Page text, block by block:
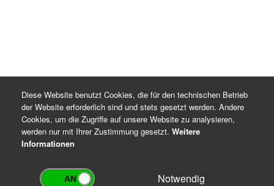
Diese Website benutzt Cookies, die für den technischen Betrieb
der Website erforderlich sind und stets gesetzt werden. Andere
Cookies, um die Zugriffe auf unsere Website zu analysieren,
werden nur mit Ihrer Zustimmung gesetzt. Weitere
Informationen
Notwendig